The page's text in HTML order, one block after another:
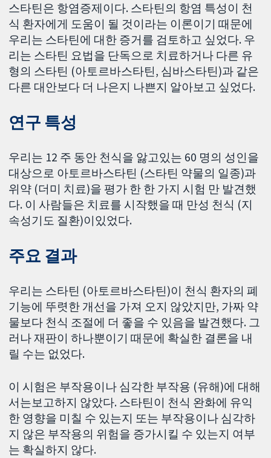
스타틴은 항염증제이다. 스타틴의 항염 특성이 천
식 환자에게 도움이 될 것이라는 이론이기 때문에
우리는 스타틴에 대한 증거를 검토하고 싶었다. 우
리는 스타틴 요법을 단독으로 치료하거나 다른 유
형의 스타틴 (아토르바스타틴, 심바스타틴)과 같은
다른 대안보다 더 나은지 나쁜지 알아보고 싶었다.
연구 특성
우리는 12 주 동안 천식을 앓고있는 60 명의 성인을
대상으로 아토르바스타틴 (스타틴 약물의 일종)과
위약 (더미 치료)을 평가 한 한 가지 시험 만 발견했
다. 이 사람들은 치료를 시작했을 때 만성 천식 (지
속성기도 질환)이있었다.
주요 결과
우리는 스타틴 (아토르바스타틴)이 천식 환자의 폐
기능에 뚜렷한 개선을 가져 오지 않았지만, 가짜 약
물보다 천식 조절에 더 좋을 수 있음을 발견했다. 그
러나 재판이 하나뿐이기 때문에 확실한 결론을 내
릴 수는 없었다.
이 시험은 부작용이나 심각한 부작용 (유해)에 대해
서는보고하지 않았다. 스타틴이 천식 완화에 유익
한 영향을 미칠 수 있는지 또는 부작용이나 심각하
지 않은 부작용의 위험을 증가시킬 수 있는지 여부
는 확실하지 않다.